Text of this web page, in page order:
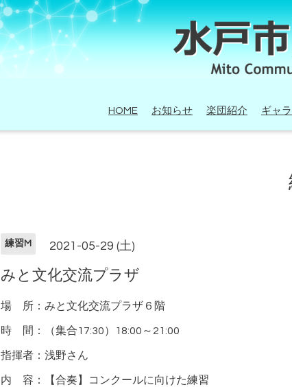
HOME お知らせ 楽団紹介 ギャ
練習M 2021-05-29 (土)
みと文化交流プラザ
場 所：みと文化交流プラザ６階
時 間：（集合17:30）18:00～21:00
指揮者：浅野さん
内 容：【合奏】コンクールに向けた練習